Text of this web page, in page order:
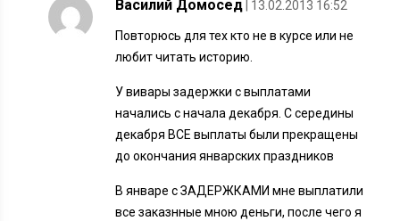
Василий Домосед | 13.02.2013 16:52
Повторюсь для тех кто не в курсе или не
любит читать историю.
У вивары задержки с выплатами
начались с начала декабря. С середины
декабря ВСЕ выплаты были прекращены
до окончания январских праздников
В январе с ЗАДЕРЖКАМИ мне выплатили
все заказнные мною деньги, после чего я